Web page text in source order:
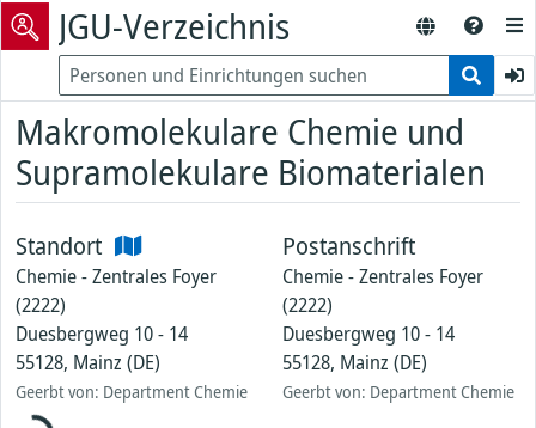
JGU-Verzeichnis
Makromolekulare Chemie und
Supramolekulare Biomaterialen
Standort
Chemie - Zentrales Foyer
(2222)
Duesbergweg 10 - 14
55128, Mainz (DE)
Geerbt von: Department Chemie
Postanschrift
Chemie - Zentrales Foyer
(2222)
Duesbergweg 10 - 14
55128, Mainz (DE)
Geerbt von: Department Chemie